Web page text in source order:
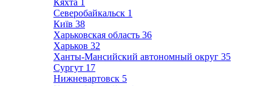
Кяхта 1
Северобайкальск 1
Київ 38
Харьковская область 36
Харьков 32
Ханты-Мансийский автономный округ 35
Сургут 17
Нижневартовск 5